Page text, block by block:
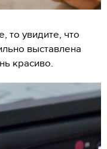
то увидите, что
выставлена
красиво.